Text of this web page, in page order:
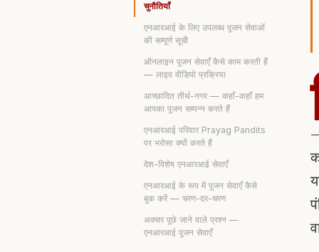
चुनौतियाँ
एनआरआई के लिए उपलब्ध पूजन सेवाओं
की सम्पूर्ण सूची
ऑनलाइन पूजन सेवाएँ कैसे काम करती हैं
— लाइव वीडियो प्रक्रिया
आच्छादित तीर्थ-नगर — कहाँ-कहाँ हम
आपका पूजन सम्पन्न करते हैं
एनआरआई परिवार Prayag Pandits
पर भरोसा क्यों करते हैं
देश-विशेष एनआरआई सेवाएँ
एनआरआई के रूप में पूजन सेवाएँ कैसे
बुक करें — चरण-दर-चरण
अक्सर पूछे जाने वाले प्रश्न —
एनआरआई पूजन सेवाएँ